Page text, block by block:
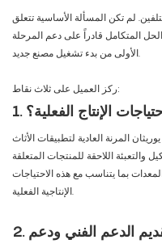
لم تكن المسألة الأساسية تتعلق
المتكامل قادراً على دعم المرحلة
الأولى من بدء تشغيل مصنع جديد.
ركز العميل على ثلاث نقاط:
الإنتاج الفعلية؟
المرنة العادية لتطبيقات الأثاث
والتعبئة اللاحقة للمنتجات المتعلقة
بما يتناسب مع هذه الاحتياجات
الإنتاجية الفعلية.
2. ما إذا كان بإمكان المورد تقديم الدعم الفني ودعم